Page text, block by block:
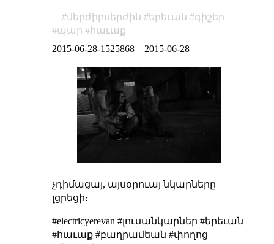
մերժիրսերժին երեւան
գիշեր
պար
հաւաք
2015-06-28-1525868– 2015-06-28
չդիմացայ, այսօրուայ նկարները
լցրեցի։
#electricyerevan #լուսանկարներ #երեւան
#հաւաք #բաղրամեան #փողոց